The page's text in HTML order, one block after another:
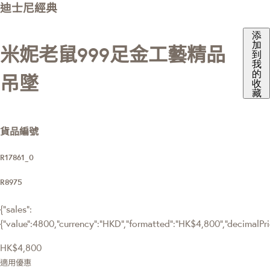
迪士尼經典
米妮老鼠999足金工藝精品
吊墜
添
加
到
我
的
收
藏
貨品編號
R17861_0
R8975
{"sales":
HK$4,800
適用優惠